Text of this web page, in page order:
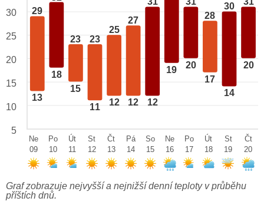
29
13
18
23
15
23
11
25
12
27
12 12
19 20
28
17
30
14
20
30
25
20
15
10
5
Ne
09
Po
10
Út
11
St
12
Čt
13
Pá
14
So
15
Ne
16
Po
17
Út
18
St
19
Čt
20
Graf zobrazuje nejvyšší a nejnižší denní teploty v průběhu
příštích dnů.